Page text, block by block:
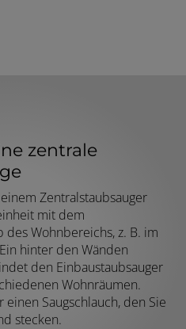
zentrale
Zentralstaubsauger
mit dem
Wohnbereichs, z. B. im
hinter den Wänden
den Einbaustaubsauger
Wohnräumen.
Saugschlauch, den Sie
stecken.